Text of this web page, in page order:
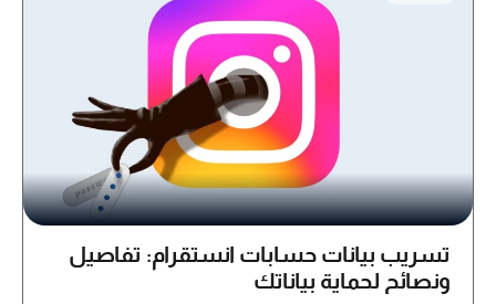
تسريب بيانات حسابات انستقرام: تفاصيل
ونصائح لحماية بياناتك